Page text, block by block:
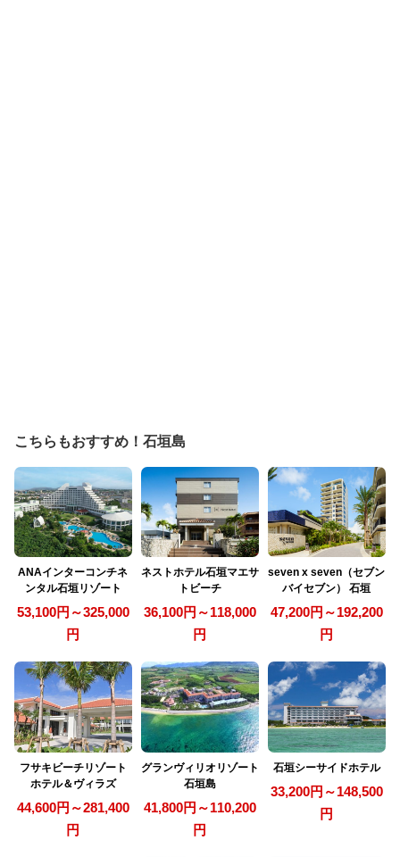
こちらもおすすめ！石垣島
ANAインターコンチネ
ンタル石垣リゾート
53,100円～325,000
円
ネストホテル石垣マエサ
トビーチ
36,100円～118,000
円
seven x seven（セブン
バイセブン） 石垣
47,200円～192,200
円
フサキビーチリゾート
ホテル＆ヴィラズ
44,600円～281,400
円
グランヴィリオリゾート
石垣島
41,800円～110,200
円
石垣シーサイドホテル
33,200円～148,500
円